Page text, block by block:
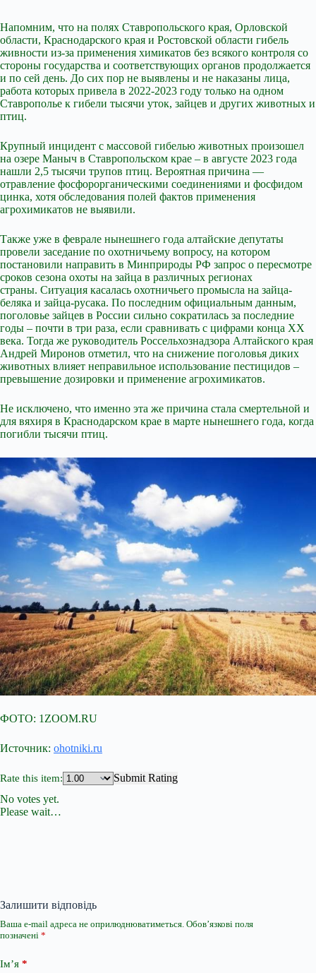
Напомним, что на полях Ставропольского края, Орловской
области, Краснодарского края и Ростовской области гибель
живности из-за применения химикатов без всякого контроля со
стороны государства и соответствующих органов продолжается
и по сей день. До сих пор не выявлены и не наказаны лица,
работа которых привела в 2022-2023 году только на одном
Ставрополье к гибели тысячи уток, зайцев и других животных и
птиц.
Крупный инцидент с массовой гибелью животных произошел
на озере Маныч в Ставропольском крае – в августе 2023 года
нашли 2,5 тысячи трупов птиц. Вероятная причина —
отравление фосфорорганическими соединениями и фосфидом
цинка, хотя обследования полей фактов применения
агрохимикатов не выявили.
Также уже в феврале нынешнего года алтайские депутаты
провели заседание по охотничьему вопросу, на котором
постановили направить в Минприроды РФ запрос о пересмотре
сроков сезона охоты на зайца в различных регионах
страны. Ситуация касалась охотничьего промысла на зайца-
беляка и зайца-русака. По последним официальным данным,
поголовье зайцев в России сильно сократилась за последние
годы – почти в три раза, если сравнивать с цифрами конца XX
века. Тогда же руководитель Россельхознадзора Алтайского края
Андрей Миронов отметил, что на снижение поголовья диких
животных влияет неправильное использование пестицидов –
превышение дозировки и применение агрохимикатов.
Не исключено, что именно эта же причина стала смертельной и
для вяхиря в Краснодарском крае в марте нынешнего года, когда
погибли тысячи птиц.
ФОТО: 1ZOOM.RU
Источник: ohotniki.ru
Rate this item:
Submit Rating
No votes yet.
Please wait…
Залишити відповідь
Ваша e-mail адреса не оприлюднюватиметься. Обов’язкові поля
позначені *
Ім’я *